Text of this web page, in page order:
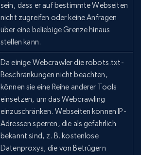
sein, dass er auf bestimmte Webseiten
nicht zugreifen oder keine Anfragen
über eine beliebige Grenze hinaus
stellen kann.
Da einige Webcrawler die robots.txt-
Beschränkungen nicht beachten,
können sie eine Reihe anderer Tools
einsetzen, um das Webcrawling
einzuschränken. Webseiten können IP-
Adressen sperren, die als gefährlich
bekannt sind, z. B. kostenlose
Datenproxys, die von Betrügern